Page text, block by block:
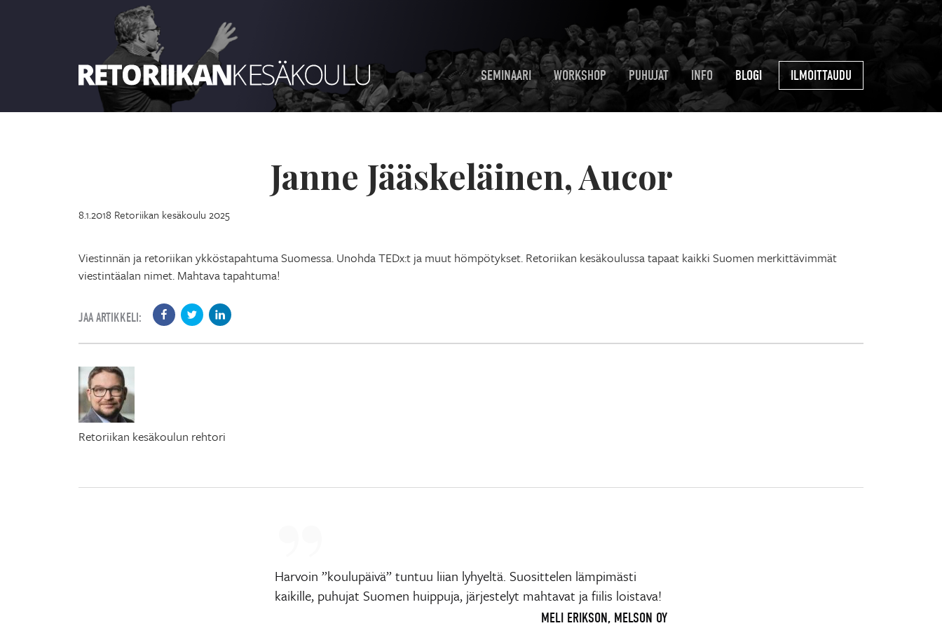
SEMINAARI WORKSHOP PUHUJAT INFO BLOGI ILMOITTAUDU
Janne Jääskeläinen, Aucor
8.1.2018 Retoriikan kesäkoulu 2025
Viestinnän ja retoriikan ykköstapahtuma Suomessa. Unohda TEDx:t ja muut hömpötykset. Retoriikan kesäkoulussa tapaat kaikki Suomen merkittävimmät
viestintäalan nimet. Mahtava tapahtuma!
JAA ARTIKKELI:
Retoriikan kesäkoulun rehtori
Harvoin ”koulupäivä” tuntuu liian lyhyeltä. Suosittelen lämpimästi
kaikille, puhujat Suomen huippuja, järjestelyt mahtavat ja fiilis loistava!
MELI ERIKSON, MELSON OY